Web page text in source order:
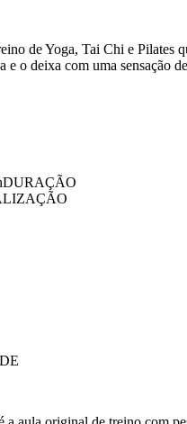
de Yoga, Tai Chi e Pilates
e o deixa com uma sensação
DURAÇÃO